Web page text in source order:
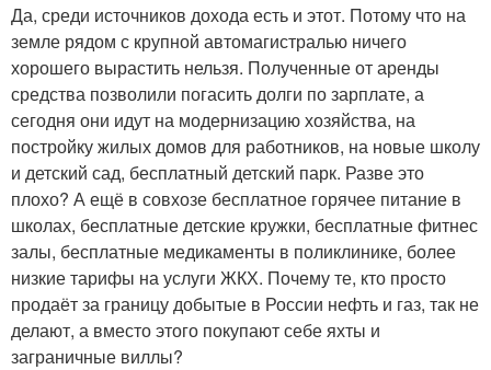
Да, среди источников дохода есть и этот. Потому что на
земле рядом с крупной автомагистралью ничего
хорошего вырастить нельзя. Полученные от аренды
средства позволили погасить долги по зарплате, а
сегодня они идут на модернизацию хозяйства, на
постройку жилых домов для работников, на новые школу
и детский сад, бесплатный детский парк. Разве это
плохо? А ещё в совхозе бесплатное горячее питание в
школах, бесплатные детские кружки, бесплатные фитнес
залы, бесплатные медикаменты в поликлинике, более
низкие тарифы на услуги ЖКХ. Почему те, кто просто
продаёт за границу добытые в России нефть и газ, так не
делают, а вместо этого покупают себе яхты и
заграничные виллы?